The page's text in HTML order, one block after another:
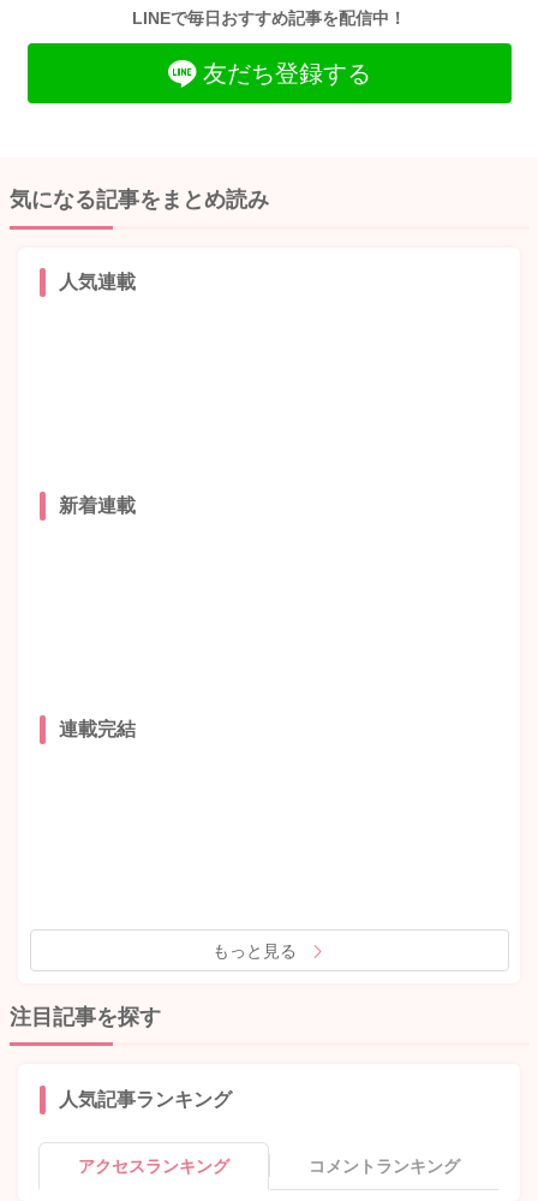
LINEで毎日おすすめ記事を配信中！
友だち登録する
気になる記事をまとめ読み
人気連載
新着連載
連載完結
もっと見る
注目記事を探す
人気記事ランキング
アクセスランキング コメントランキング